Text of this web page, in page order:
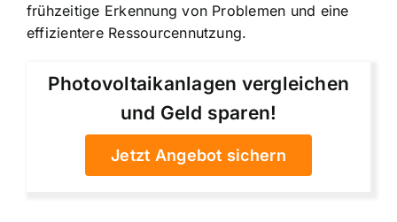
frühzeitige Erkennung von Problemen und eine
effizientere Ressourcennutzung.
Photovoltaikanlagen vergleichen
und Geld sparen!
Jetzt Angebot sichern